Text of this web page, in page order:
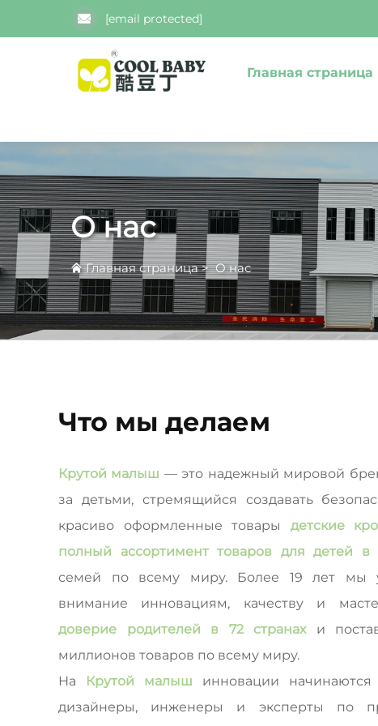
[email protected]
Главная страница
О нас
Главная страница>О нас
Что мы делаем
Крутой малыш — это надежный мировой
за детьми, стремящийся создавать
красиво оформленные товары детские
полный ассортимент товаров для детей
семей по всему миру. Более 19 лет мы
внимание инновациям, качеству и
доверие родителей в 72 странах и
миллионов товаров по всему миру.
На
Крутой малыш инновации
дизайнеры, инженеры и эксперты по